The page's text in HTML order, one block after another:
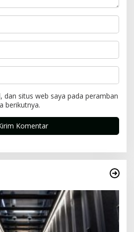
dan situs web saya pada peramban
berikutnya.